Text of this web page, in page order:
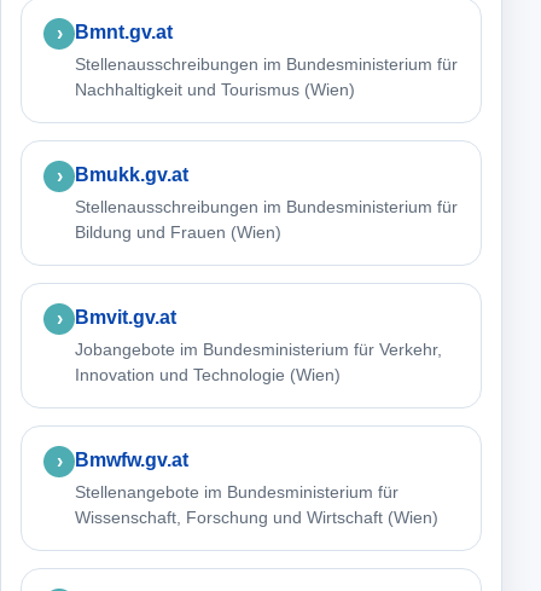
Bmnt.gv.at
Stellenausschreibungen im Bundesministerium für
Nachhaltigkeit und Tourismus (Wien)
Bmukk.gv.at
Stellenausschreibungen im Bundesministerium für
Bildung und Frauen (Wien)
Bmvit.gv.at
Jobangebote im Bundesministerium für Verkehr,
Innovation und Technologie (Wien)
Bmwfw.gv.at
Stellenangebote im Bundesministerium für
Wissenschaft, Forschung und Wirtschaft (Wien)